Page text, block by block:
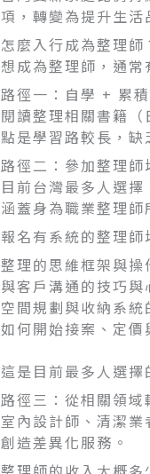
項，轉變為提升生活
怎麼入行成為整理師
想成為整理師，通常
路徑一：自學 + 累
閱讀整理相關書籍
點是學習路較長，缺
路徑二：參加整理師
目前台灣最多人選
涵蓋身為職業整理
報名有系統的整理師
整理的思維框架與操
與客戶溝通的技巧與
空間規劃與收納系統
如何開始接案、定價
這是目前最多人選
路徑三：從相關領域
室內設計師、清潔
創造差異化服務。